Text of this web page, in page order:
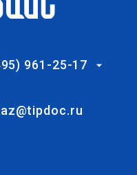
961-25-17